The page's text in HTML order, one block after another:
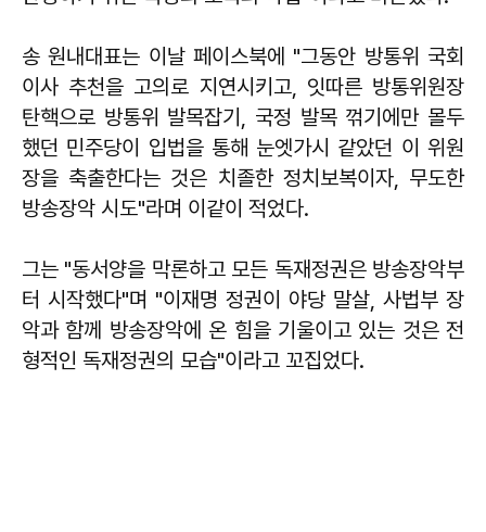
송 원내대표는 이날 페이스북에 "그동안 방통위 국회
이사 추천을 고의로 지연시키고, 잇따른 방통위원장
탄핵으로 방통위 발목잡기, 국정 발목 꺾기에만 몰두
했던 민주당이 입법을 통해 눈엣가시 같았던 이 위원
장을 축출한다는 것은 치졸한 정치보복이자, 무도한
방송장악 시도"라며 이같이 적었다.
그는 "동서양을 막론하고 모든 독재정권은 방송장악부
터 시작했다"며 "이재명 정권이 야당 말살, 사법부 장
악과 함께 방송장악에 온 힘을 기울이고 있는 것은 전
형적인 독재정권의 모습"이라고 꼬집었다.